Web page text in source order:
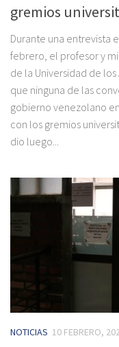
gremios
Durante una entrevista
febrero, el profesor y
de la Universidad de los
que ninguna de las
gobierno venezolano
con los gremios
dio luego...
NOTICIAS 10 FEBRERO,